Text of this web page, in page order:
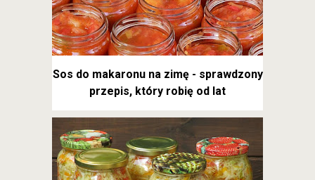
Sos do makaronu na zimę - sprawdzony
przepis, który robię od lat